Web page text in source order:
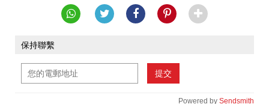
保持聯繫
提交
Powered by Sendsmith